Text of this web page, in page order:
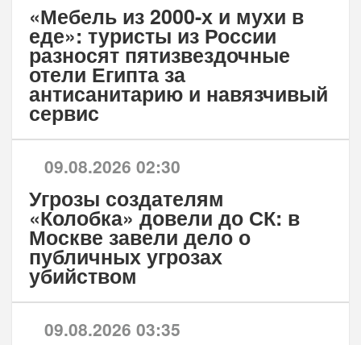
«Мебель из 2000-х и мухи в
еде»: туристы из России
разносят пятизвездочные
отели Египта за
антисанитарию и навязчивый
сервис
09.08.2026 02:30
Угрозы создателям
«Колобка» довели до СК: в
Москве завели дело о
публичных угрозах
убийством
09.08.2026 03:35